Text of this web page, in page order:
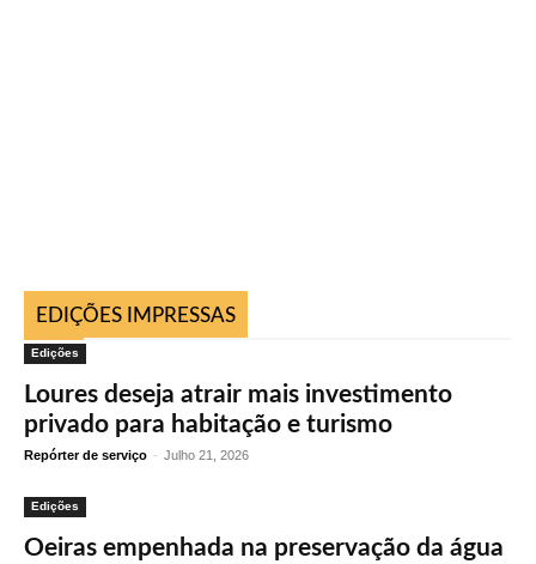
EDIÇÕES IMPRESSAS
Edições
Loures deseja atrair mais investimento
privado para habitação e turismo
Repórter de serviço - Julho 21, 2026
Edições
Oeiras empenhada na preservação da água